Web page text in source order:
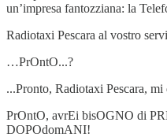
un’impresa fantozziana: la
Radiotaxi Pescara al vostro
…PrOntO...?
...Pronto, Radiotaxi Pescara, mi
PrOntO, avrEi bisOGNO di
DOPOdomANI!